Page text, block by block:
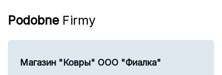
Podobne Firmy
Магазин "Ковры" ООО "Фиалка"